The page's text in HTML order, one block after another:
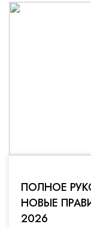
ПОЛНОЕ
НОВЫЕ
2026